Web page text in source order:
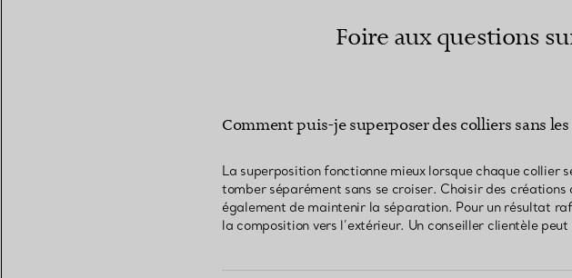
Foire aux questions
Comment puis-je superposer des colliers sans les
La superposition fonctionne mieux lorsque chaque collier
tomber séparément sans se croiser. Choisir des
également de maintenir la séparation. Pour un résultat
la composition vers l’extérieur. Un conseiller clientèle